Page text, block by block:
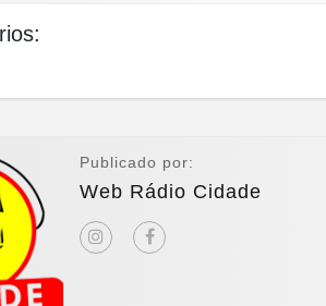
Publicado por:
Web Rádio Cidade